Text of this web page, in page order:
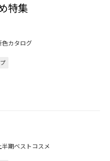
特集
カタログ
期ベストコスメ